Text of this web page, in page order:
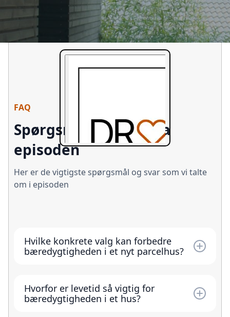
FAQ
Spørgsmål og svar fra
episoden
Her er de vigtigste spørgsmål og svar som vi talte
om i episoden
Hvilke konkrete valg kan forbedre
bæredygtigheden i et nyt parcelhus?
mursten, valg af kalkmørtel for fremtidig
adskillelse og genbrug, tagpap med
genanvendt indhold, løsninger med
Hvorfor er levetid så vigtig for
bæredygtigheden i et hus?